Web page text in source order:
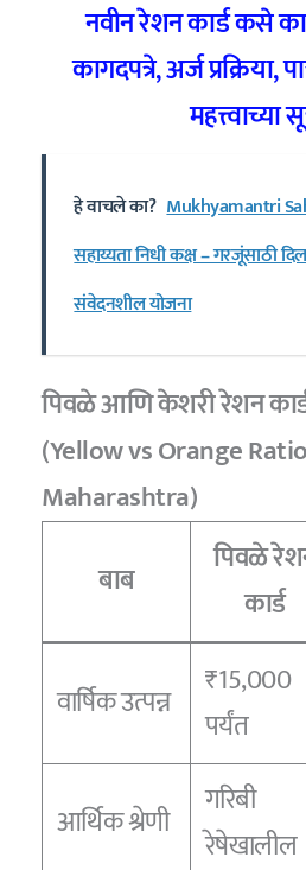
नवीन रेशन कार्ड कसे
कागदपत्रे, अर्ज
महत्त्वाच्या
हे वाचले का? Mukhyamantri
सहाय्यता निधी कक्ष – गरजूंसाठी
संवेदनशील योजना
पिवळे आणि केशरी रेशन
(Yellow vs Orange
Maharashtra)
बाब
पिवळे
कार्ड
वार्षिक उत्पन्न
₹15,000
पर्यंत
आर्थिक श्रेणी
गरिबी
रेषेखालील